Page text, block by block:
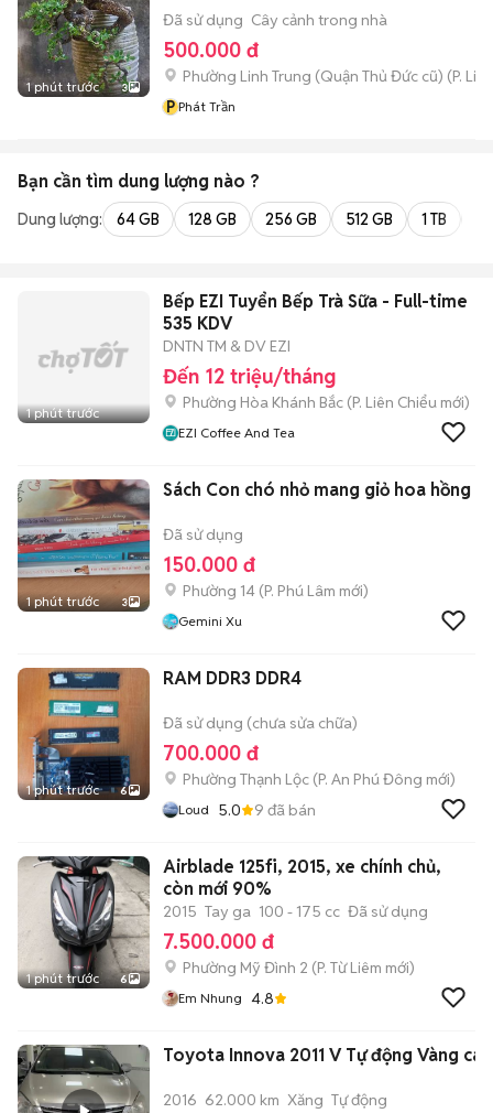
1 phút trước 3
Đã sử dụng Cây cảnh trong nhà
500.000 đ
Phường Linh Trung (Quận Thủ Đức cũ) (P.
P Phát Trần
Bạn cần tìm dung lượng nào ?
Dung lượng: 64 GB 128 GB 256 GB 512 GB 1 TB
1 phút trước
Bếp EZI Tuyển Bếp Trà Sữa - Full-time
535 KDV
DNTN TM & DV EZI
Đến 12 triệu/tháng
Phường Hòa Khánh Bắc (P. Liên Chiểu mới)
EZI Coffee And Tea
1 phút trước 3
Sách Con chó nhỏ mang giỏ hoa hồng
Đã sử dụng
150.000 đ
Phường 14 (P. Phú Lâm mới)
Gemini Xu
1 phút trước 6
RAM DDR3 DDR4
Đã sử dụng (chưa sửa chữa)
700.000 đ
Phường Thạnh Lộc (P. An Phú Đông mới)
Loud 5.0 9 đã bán
1 phút trước 6
Airblade 125fi, 2015, xe chính chủ,
còn mới 90%
2015 Tay ga 100 - 175 cc Đã sử dụng
7.500.000 đ
Phường Mỹ Đình 2 (P. Từ Liêm mới)
Em Nhung 4.8
Toyota Innova 2011 V Tự động Vàng cát
2016 62.000 km Xăng Tự động